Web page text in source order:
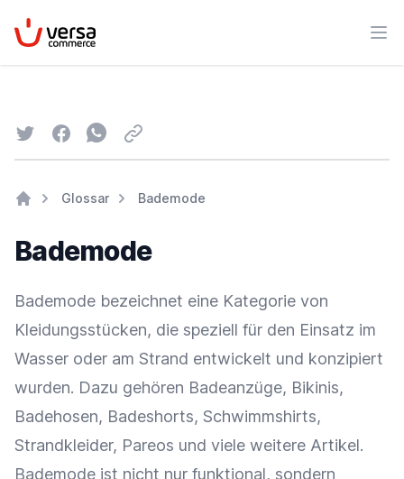
VersaCommerce
TwitterFacebookWhatsapp
Email
Glossar Bademode
Bademode
Bademode bezeichnet eine Kategorie von
Kleidungsstücken, die speziell für den Einsatz im
Wasser oder am Strand entwickelt und konzipiert
wurden. Dazu gehören Badeanzüge, Bikinis,
Badehosen, Badeshorts, Schwimmshirts,
Strandkleider, Pareos und viele weitere Artikel.
Bademode ist nicht nur funktional, sondern